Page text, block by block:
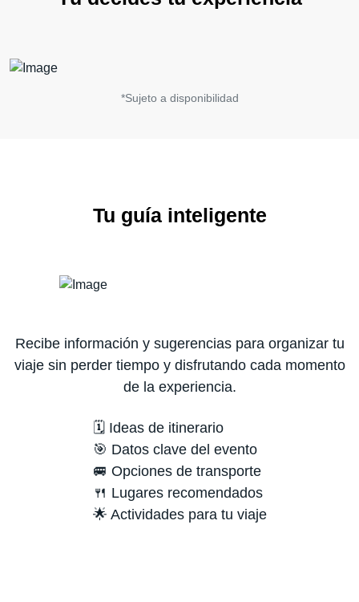
*Sujeto a disponibilidad
Tu guía inteligente
Recibe información y sugerencias para organizar tu
viaje sin perder tiempo y disfrutando cada momento
de la experiencia.
🗓️ Ideas de itinerario
🎯 Datos clave del evento
🚐 Opciones de transporte
🍴 Lugares recomendados
🌟 Actividades para tu viaje